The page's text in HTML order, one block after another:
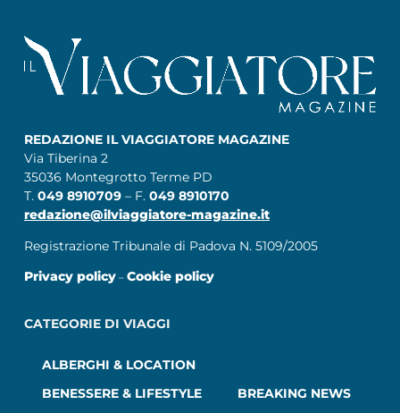
REDAZIONE IL VIAGGIATORE MAGAZINE
Via Tiberina 2
35036 Montegrotto Terme PD
T. 049 8910709 – F. 049 8910170
redazione@ilviaggiatore-magazine.it
Registrazione Tribunale di Padova N. 5109/2005
Privacy policy– Cookie policy
CATEGORIE DI VIAGGI
ALBERGHI & LOCATION
BENESSERE & LIFESTYLE
BREAKING NEWS